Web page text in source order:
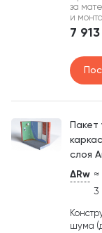
за
и
7
Пакет
слоя
ΔRw ≈
3
шума